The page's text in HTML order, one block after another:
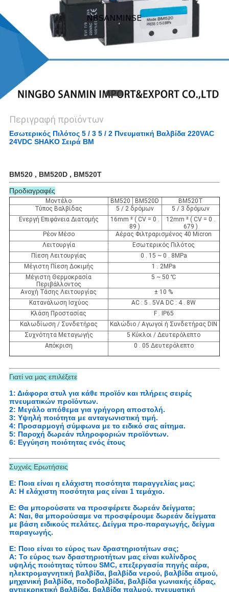
Περιγραφή προϊόντων
Εσωτερικός Πιλότος 5 / 3 5 / 2 Πνευματική Βαλβίδα 220VAC
24VDC SHAKO Σειρά BM
BM520 , BM520D , BM520T
Προδιαγραφές
Μοντέλο BM520 BM520D
BM520T
Τύπος Βαλβίδας
5 / 2 δρόμων
5 / 3 δρόμων
Ενεργή Επιφάνεια Διατομής
16mm ² ( CV = 0 .
89 )
12mm ² ( CV = 0 .
679 )
Ρέον Μέσο
Αέρας Φιλτραρισμένος 40 Micron
Λειτουργία
Εσωτερικός Πιλότος
Πίεση Λειτουργίας
0 . 15 ~ 0 . 8MPa
Μέγιστη Πίεση Δοκιμής
1 . 2MPa
Μέγιστη Θερμοκρασία
Περιβάλλοντος
5 ~ 50 ℃
Ανοχή Τάσης Λειτουργίας
± 10 %
Κατανάλωση Ισχύος
AC : 5 . 5VA DC : 4 . 8W
Κλάση Προστασίας
F . IP65
Καλωδίωση / Συνδετήρας
Καλώδιο / Αγωγοί ή Συνδετήρας DIN
Συχνότητα Μεταγωγής
5 Κύκλοι / Δευτερόλεπτο
Απόκριση
0 . 05 Δευτερόλεπτο
Γιατί να μας επιλέξετε
1: Διάφορα στυλ για κάθε προϊόν και πλήρεις σειρές
πνευματικών προϊόντων.
2: Μεγάλο απόθεμα για γρήγορη αποστολή.
3: Υψηλή ποιότητα με ανταγωνιστική τιμή.
4: Προσαρμογή σύμφωνα με το ειδικό σας αίτημα.
5: Παροχή δωρεάν πληροφοριών προϊόντων.
6: Εγγύηση ποιότητας ενός έτους
Συχνές Ερωτήσεις
Ε: Ποια είναι η ελάχιστη ποσότητα παραγγελίας μας;
Α: Η ελάχιστη ποσότητα μας είναι 1 τεμάχιο.
Ε: Θα μπορούσατε να προσφέρετε δωρεάν δείγματα;
Α: Ναι, θα μπορούσαμε να προσφέρουμε δωρεάν δείγματα
με βάση ειδικούς πελάτες. Δείγμα προ-παραγωγής, δείγμα
παραγωγής.
Ε: Ποιο είναι το εύρος των δραστηριοτήτων σας;
Α: Το εύρος των δραστηριοτήτων μας είναι κυλίνδρος
υψηλής ποιότητας τύπου SMC, επεξεργασία πηγής αέρα,
ηλεκτρομαγνητική βαλβίδα, βαλβίδα νερού, βαλβίδα ατμού,
μηχανική βαλβίδα, ποδοβαλβίδα, βαλβίδα γωνιακής έδρας,
αντιεκρηκτική βαλβίδα, βαλβίδα παλμού, πνευματική